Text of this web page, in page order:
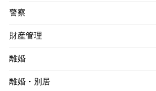
警察
財産管理
離婚
離婚・別居